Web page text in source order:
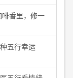
啡香里，修一
五行幸运